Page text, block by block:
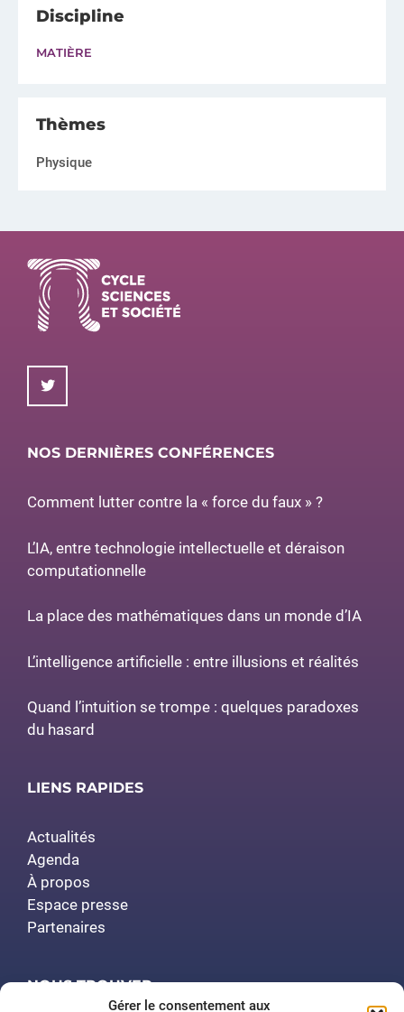
Gérer le consentement aux
Discipline
MATIÈRE
Thèmes
Physique
NOS DERNIÈRES CONFÉRENCES
Comment lutter contre la « force du faux » ?
L’IA, entre technologie intellectuelle et déraison
computationnelle
La place des mathématiques dans un monde d’IA
L’intelligence artificielle : entre illusions et réalités
Quand l’intuition se trompe : quelques paradoxes
du hasard
LIENS RAPIDES
Actualités
Agenda
À propos
Espace presse
Partenaires
NOUS TROUVER